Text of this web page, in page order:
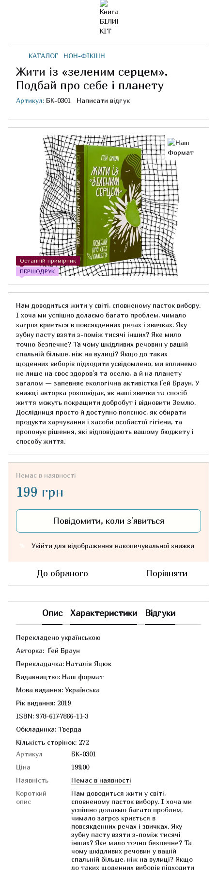
КАТАЛОГ НОН-ФІКШН
Жити із «зеленим серцем».
Подбай про себе і планету
Артикул: БК-0301 Написати відгук
Останній примірник
ПЕРШОДРУК
Нам доводиться жити у світі, сповненому пасток вибору.
І хоча ми успішно долаємо багато проблем, чимало
загроз криється в повсякденних речах і звичках. Яку
зубну пасту взяти з-поміж тисячі інших? Яке мило
точно безпечне? Та чому шкідливих речовин у вашій
спальній більше, ніж на вулиці? Якщо до таких
щоденних виборів підходити усвідомлено, ми вплинемо
не лише на своє здоров’я та оселю, а й на планету
загалом — запевняє екологічна активістка Ґей Браун. У
книжці авторка розповідає, як наші звички та спосіб
життя можуть покращити добробут і відновити Землю.
Дослідниця просто й доступно пояснює, як обирати
продукти харчування і засоби особистої гігієни, та
пропонує рішення, які відповідають вашому бюджету і
способу життя.
Немає в наявності
199 грн
Повідомити, коли з'явиться
Увійти для відображення накопичувальної знижки
До обраного Порівняти
Опис Характеристики Відгуки
Перекладено українською
Авторка: Ґей Браун
Перекладачка: Наталія Яцюк
Видавництво: Наш формат
Мова видання: Українська
Рік видання: 2019
ISBN: 978-617-7866-11-3
Обкладинка: Тверда
Кількість сторінок: 272
Артикул
БК-0301
Ціна
199.00
Наявність
Немає в наявності
Короткий
опис
Нам доводиться жити у світі,
сповненому пасток вибору. І хоча ми
успішно долаємо багато проблем,
чимало загроз криється в
повсякденних речах і звичках. Яку
зубну пасту взяти з-поміж тисячі
інших? Яке мило точно безпечне? Та
чому шкідливих речовин у вашій
спальній більше, ніж на вулиці? Якщо
до таких щоденних виборів підходити